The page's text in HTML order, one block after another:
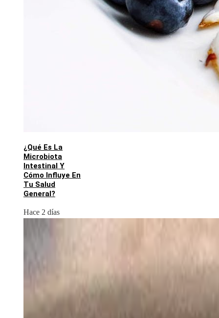
¿Qué Es La
Microbiota
Intestinal Y
Cómo Influye En
Tu Salud
General?
Hace 2 días